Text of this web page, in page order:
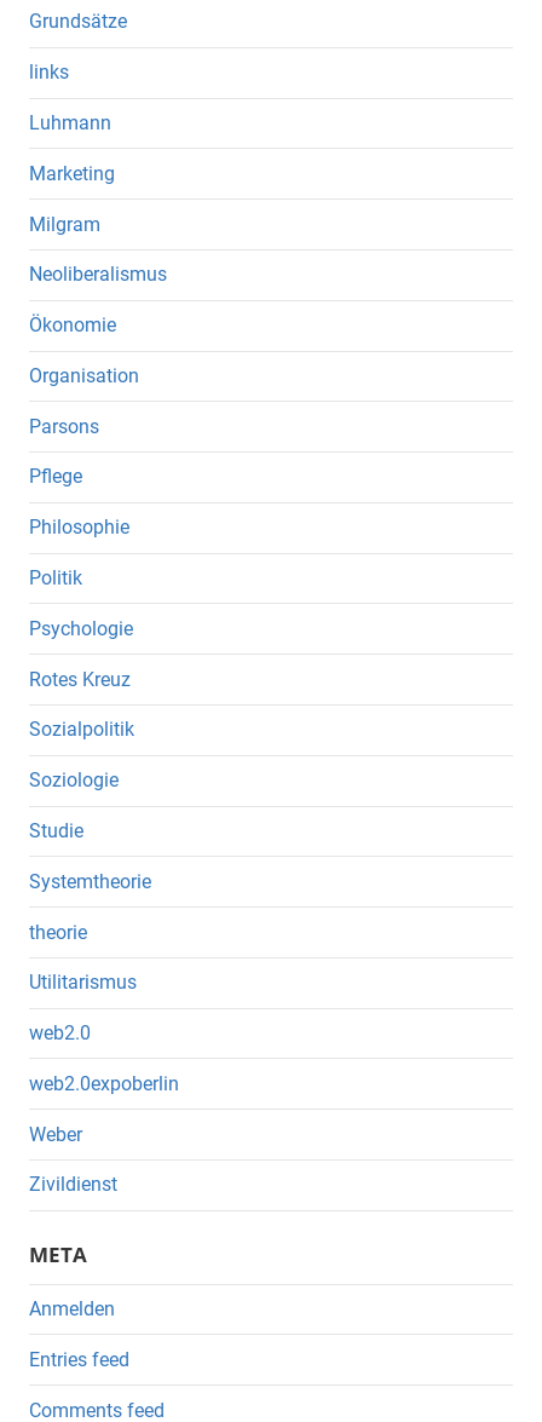
Grundsätze
links
Luhmann
Marketing
Milgram
Neoliberalismus
Ökonomie
Organisation
Parsons
Pflege
Philosophie
Politik
Psychologie
Rotes Kreuz
Sozialpolitik
Soziologie
Studie
Systemtheorie
theorie
Utilitarismus
web2.0
web2.0expoberlin
Weber
Zivildienst
META
Anmelden
Entries feed
Comments feed